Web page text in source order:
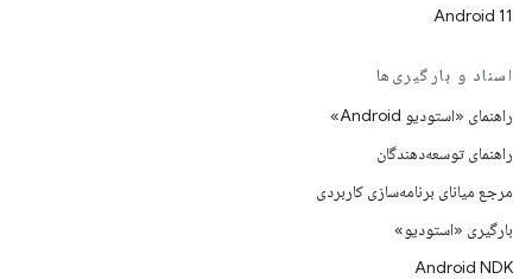
Android 11
اسناد و بارگیری‌ها
راهنمای «استودیو Android»
راهنمای توسعه‌دهندگان
مرجع میانای برنامه‌سازی کاربردی
بارگیری «استودیو»
Android NDK